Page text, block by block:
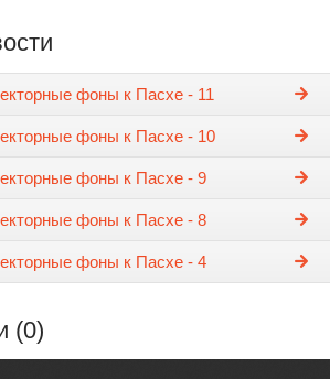
фоны к Пасхе - 11
фоны к Пасхе - 10
фоны к Пасхе - 9
фоны к Пасхе - 8
фоны к Пасхе - 4
(0)